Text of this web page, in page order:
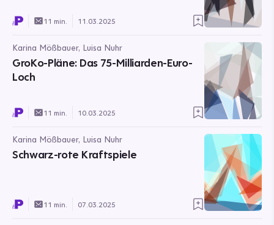
11 min. 11.03.2025
Karina Mößbauer, Luisa Nuhr
GroKo-Pläne: Das 75-Milliarden-Euro-
Loch
11 min. 10.03.2025
Karina Mößbauer, Luisa Nuhr
Schwarz-rote Kraftspiele
11 min. 07.03.2025